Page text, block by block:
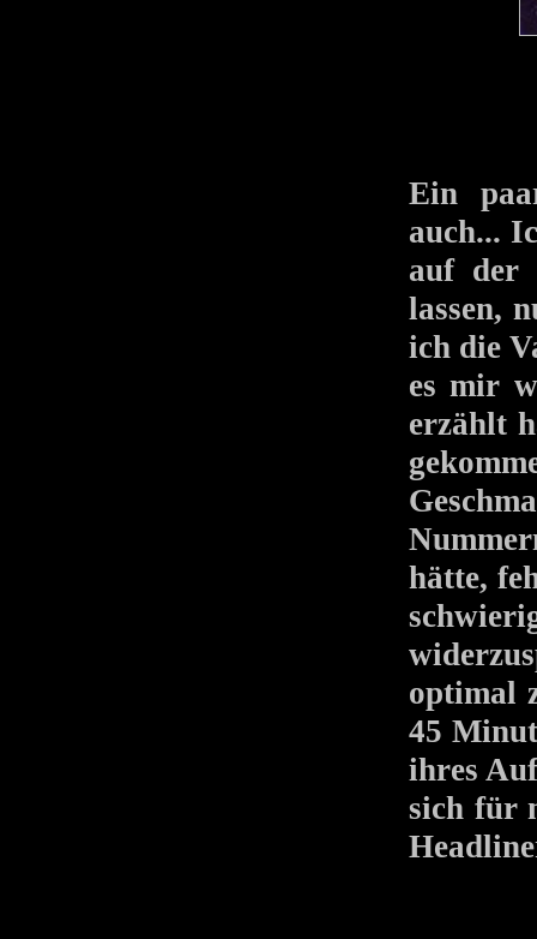
Ein
auch...
auf der
lassen,
ich die
es mir
erzählt
hätte,
optimal
45
ihres
sich für